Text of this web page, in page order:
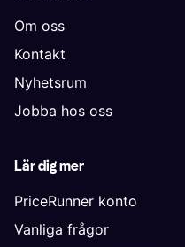
Om oss
Kontakt
Nyhetsrum
Jobba hos oss
Lär dig mer
PriceRunner konto
Vanliga frågor